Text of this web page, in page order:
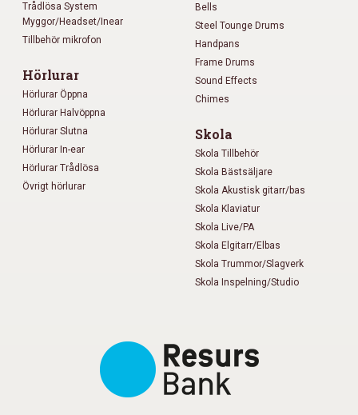
Trådlösa System
Myggor/Headset/Inear
Tillbehör mikrofon
Hörlurar
Hörlurar Öppna
Hörlurar Halvöppna
Hörlurar Slutna
Hörlurar In-ear
Hörlurar Trådlösa
Övrigt hörlurar
Bells
Steel Tounge Drums
Handpans
Frame Drums
Sound Effects
Chimes
Skola
Skola Tillbehör
Skola Bästsäljare
Skola Akustisk gitarr/bas
Skola Klaviatur
Skola Live/PA
Skola Elgitarr/Elbas
Skola Trummor/Slagverk
Skola Inspelning/Studio